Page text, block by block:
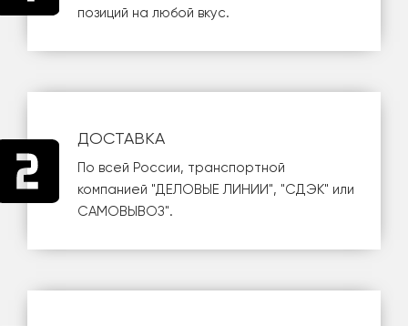
позиций на любой вкус.
ДОСТАВКА
По всей России, транспортной
компанией "ДЕЛОВЫЕ ЛИНИИ", "СДЭК" или
САМОВЫВОЗ".